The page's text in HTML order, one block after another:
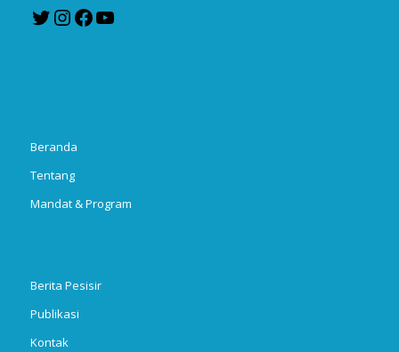
TwitterInstagram
Facebook
Beranda
Tentang
Mandat & Program
Berita Pesisir
Publikasi
Kontak